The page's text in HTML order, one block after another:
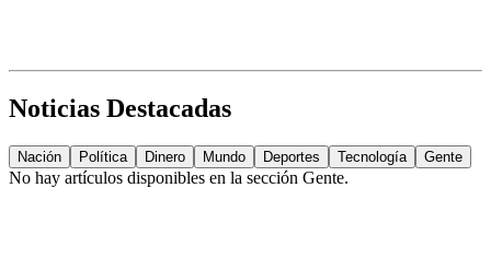
Noticias Destacadas
Nación Política Dinero Mundo Deportes Tecnología Gente
No hay artículos disponibles en la sección Gente.